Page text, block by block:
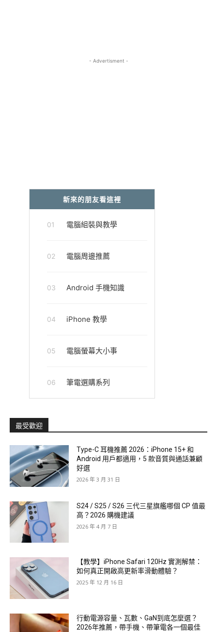
- Advertisment -
新來的朋友看這裡
01 電腦組裝與教學
02 電腦周邊推薦
03 Android 手機知識
04 iPhone 教學
05 電腦螢幕大小事
06 筆電選購系列
最受歡迎
Type-C 耳機推薦 2026：iPhone 15+ 和
Android 用戶都適用，5 款音質與通話兼顧
好選
2026 年 3 月 31 日
S24 / S25 / S26 三代三星旗艦哪個 CP 值最
高？2026 購機建議
2026 年 4 月 7 日
【教學】iPhone Safari 120Hz 實測解禁：
如何真正開啟高更新率滑動體驗？
2025 年 12 月 16 日
行動電源容量、瓦數、GaN到底怎麼選？
2026年推薦，帶手機、帶筆電各一個最佳